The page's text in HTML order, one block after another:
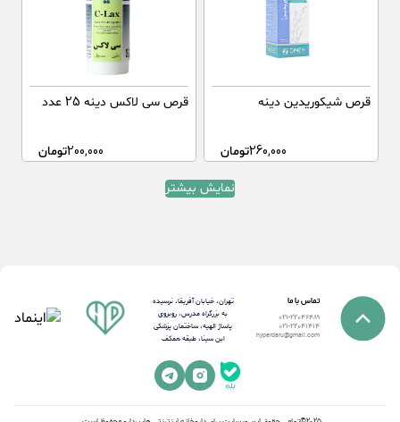
قرص شیکوریدین دینه
260,000تومان
قرص سی لاکس دینه 25 عدد
200,000تومان
نمایش بیشتر
تماس با ما
021-22046489
021-22041414
hyperdaru@gmail.com
تهران، خیابان آفریقا، نرسیده
به بزرگراه مدرس، روبروی
پاساژ الهیه، ساختمان پزشکی
ابن سینا، طبقه همکف